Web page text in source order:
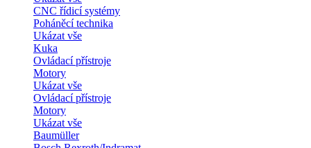
CNC řídicí systémy
Poháněcí technika
Ukázat vše
Kuka
Ovládací přístroje
Motory
Ukázat vše
Ovládací přístroje
Motory
Ukázat vše
Baumüller